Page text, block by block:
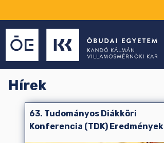
Hírek
63. Tudományos Diákköri
Konferencia (TDK) Eredmények